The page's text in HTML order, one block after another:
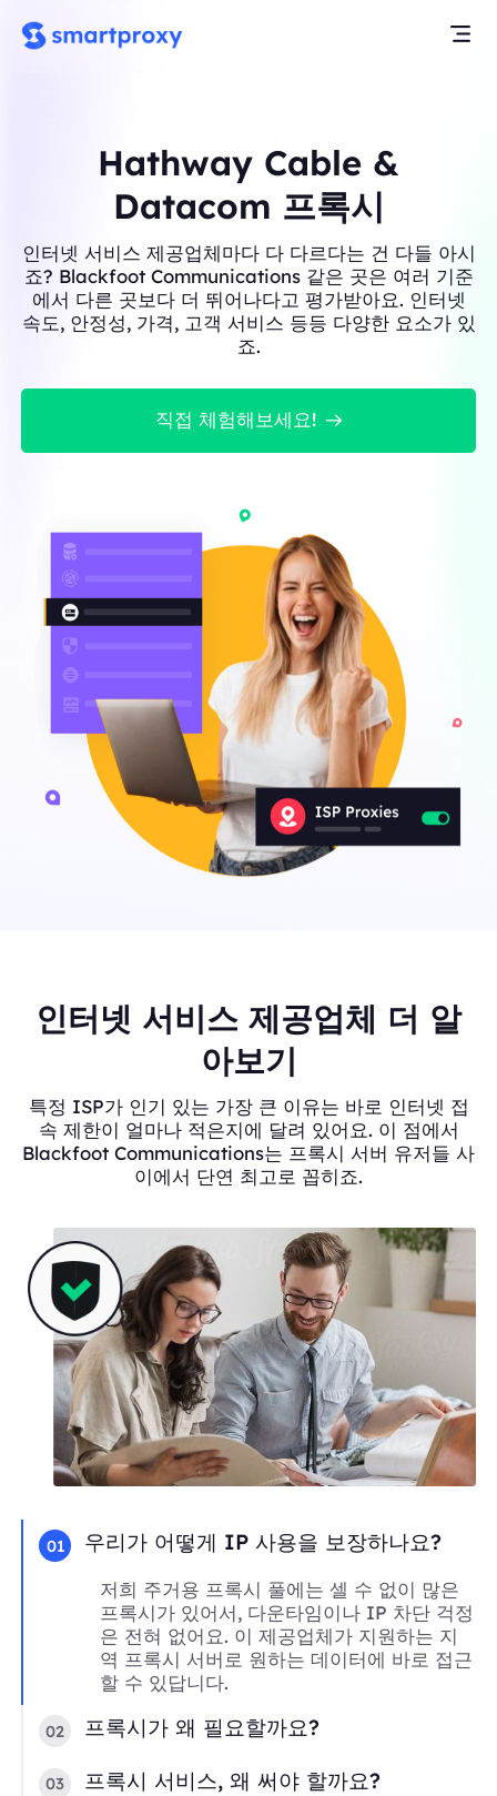
Hathway Cable &
Datacom 프록시
인터넷 서비스 제공업체마다 다 다르다는 건 다들 아시
죠? Blackfoot Communications 같은 곳은 여러 기준
에서 다른 곳보다 더 뛰어나다고 평가받아요. 인터넷
속도, 안정성, 가격, 고객 서비스 등등 다양한 요소가 있
죠.
직접 체험해보세요!
인터넷 서비스 제공업체 더 알
아보기
특정 ISP가 인기 있는 가장 큰 이유는 바로 인터넷 접
속 제한이 얼마나 적은지에 달려 있어요. 이 점에서
Blackfoot Communications는 프록시 서버 유저들 사
이에서 단연 최고로 꼽히죠.
01 우리가 어떻게 IP 사용을 보장하나요?
저희 주거용 프록시 풀에는 셀 수 없이 많은
프록시가 있어서, 다운타임이나 IP 차단 걱정
은 전혀 없어요. 이 제공업체가 지원하는 지
역 프록시 서버로 원하는 데이터에 바로 접근
할 수 있답니다.
02 프록시가 왜 필요할까요?
03 프록시 서비스, 왜 써야 할까요?